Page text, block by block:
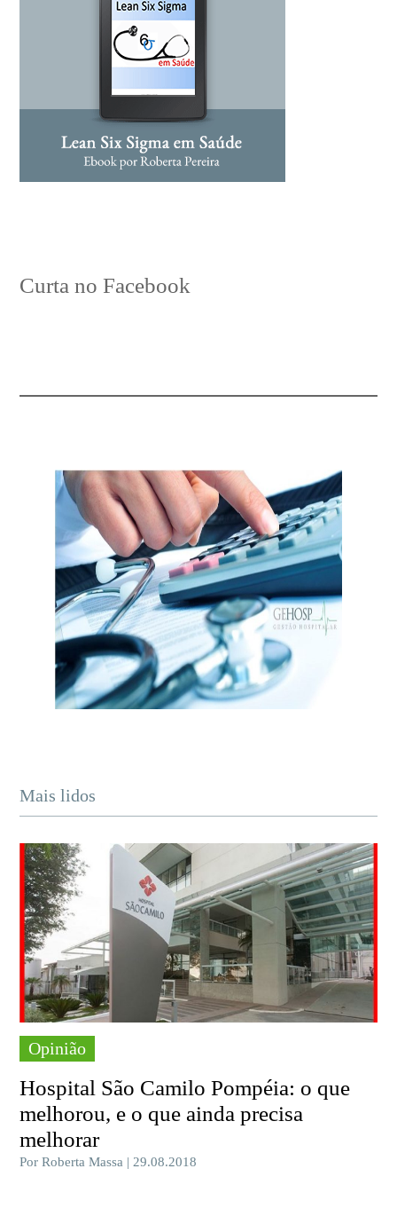
Curta no Facebook
Mais lidos
Opinião
Hospital São Camilo Pompéia: o que
melhorou, e o que ainda precisa
melhorar
Por Roberta Massa | 29.08.2018